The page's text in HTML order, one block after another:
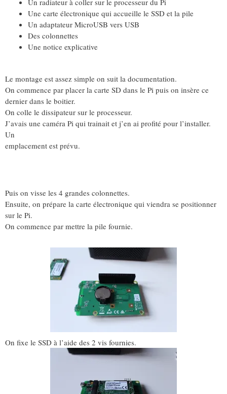
Un radiateur à coller sur le processeur du Pi
Une carte électronique qui accueille le SSD et la pile
Un adaptateur MicroUSB vers USB
Des colonnettes
Une notice explicative
Le montage est assez simple on suit la documentation.
On commence par placer la carte SD dans le Pi puis on insère ce
dernier dans le boitier.
On colle le dissipateur sur le processeur.
J’avais une caméra Pi qui trainait et j’en ai profité pour l’installer.
Un
emplacement est prévu.
Puis on visse les 4 grandes colonnettes.
Ensuite, on prépare la carte électronique qui viendra se positionner
sur le Pi.
On commence par mettre la pile fournie.
On fixe le SSD à l’aide des 2 vis fournies.